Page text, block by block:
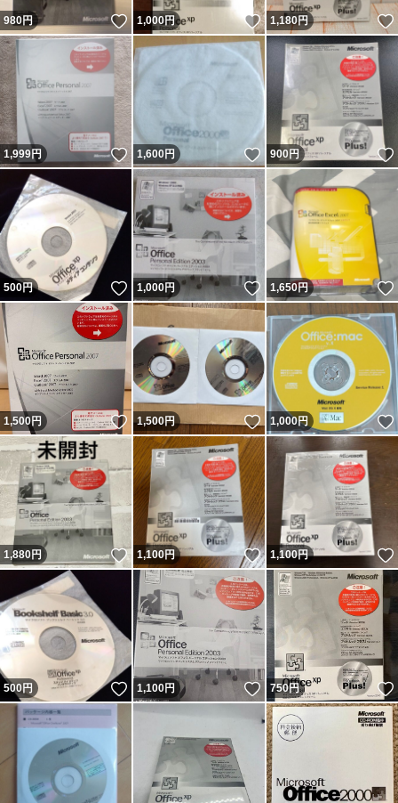
980円 いいね！
1,000円 いいね！
1,180円
1,999円 いいね！
1,600円 いいね！
900円
500円 いいね！
1,000円 いいね！
1,650円
1,500円 いいね！
1,500円 いいね！
1,000円
1,880円 いいね！
1,100円 いいね！
1,100円
500円 いいね！
1,100円 いいね！
750円